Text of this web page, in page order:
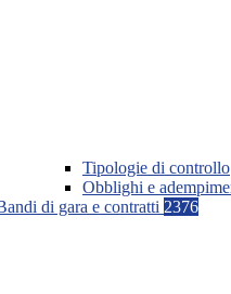
Tipologie di controllo
Obblighi e
di gara e contratti 2376